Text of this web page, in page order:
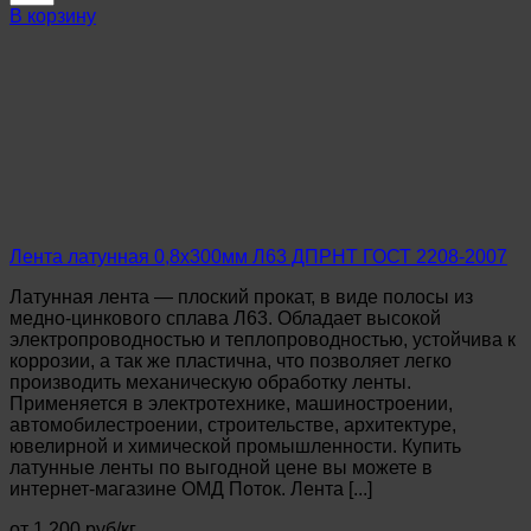
Лента
латунная
В корзину
Лента латунная 0,8х300мм Л63 ДПРНТ ГОСТ 2208-2007
Латунная лента — плоский прокат, в виде полосы из
медно-цинкового сплава Л63. Обладает высокой
электропроводностью и теплопроводностью, устойчива к
коррозии, а так же пластична, что позволяет легко
производить механическую обработку ленты.
Применяется в электротехнике, машиностроении,
автомобилестроении, строительстве, архитектуре,
ювелирной и химической промышленности. Купить
латунные ленты по выгодной цене вы можете в
интернет-магазине ОМД Поток. Лента [...]